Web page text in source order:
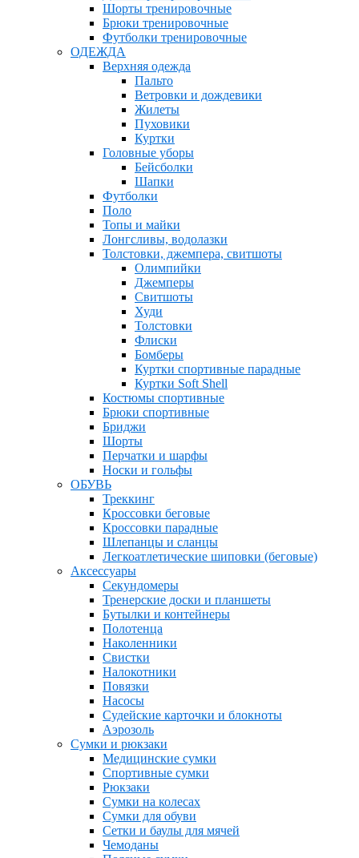
Шорты тренировочные
Брюки тренировочные
Футболки тренировочные
ОДЕЖДА
Верхняя одежда
Пальто
Ветровки и дождевики
Жилеты
Пуховики
Куртки
Головные уборы
Бейсболки
Шапки
Футболки
Поло
Топы и майки
Лонгсливы, водолазки
Толстовки, джемпера, свитшоты
Олимпийки
Джемперы
Свитшоты
Худи
Толстовки
Флиски
Бомберы
Куртки спортивные парадные
Куртки Soft Shell
Костюмы спортивные
Брюки спортивные
Бриджи
Шорты
Перчатки и шарфы
Носки и гольфы
ОБУВЬ
Треккинг
Кроссовки беговые
Кроссовки парадные
Шлепанцы и сланцы
Легкоатлетические шиповки (беговые)
Аксессуары
Секундомеры
Тренерские доски и планшеты
Бутылки и контейнеры
Полотенца
Наколенники
Свистки
Налокотники
Повязки
Насосы
Судейские карточки и блокноты
Аэрозоль
Сумки и рюкзаки
Медицинские сумки
Спортивные сумки
Рюкзаки
Сумки на колесах
Сумки для обуви
Сетки и баулы для мячей
Чемоданы